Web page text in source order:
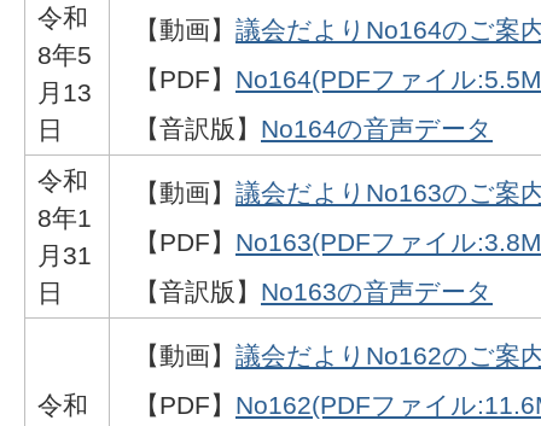
令和
8年5
月13
日
【動画】 議会だよりNo164のご案
【PDF】 No164(PDFファイル
【音訳版】 No164の音声データ
令和
8年1
月31
日
【動画】 議会だよりNo163のご案
【PDF】 No163(PDFファイル
【音訳版】 No163の音声データ
令和
【動画】 議会だよりNo162のご案
【PDF】 No162(PDFファイル